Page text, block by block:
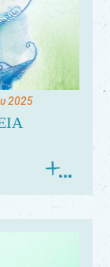
2025